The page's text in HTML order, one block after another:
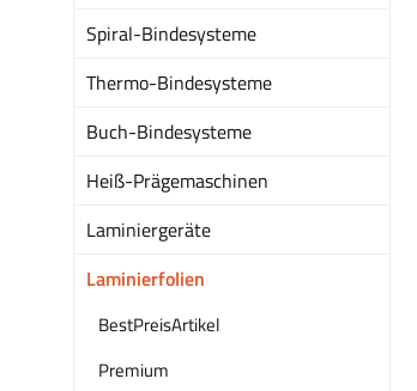
Spiral-Bindesysteme
Thermo-Bindesysteme
Buch-Bindesysteme
Heiß-Prägemaschinen
Laminiergeräte
Laminierfolien
BestPreisArtikel
Premium